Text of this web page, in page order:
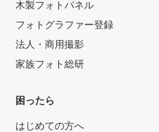
木製フォトパネル
フォトグラファー登録
法人・商用撮影
家族フォト総研
困ったら
はじめての方へ